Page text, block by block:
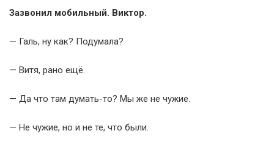
Зазвонил мобильный. Виктор.
— Галь, ну как? Подумала?
— Витя, рано ещё.
— Да что там думать-то? Мы же не чужие.
— Не чужие, но и не те, что были.